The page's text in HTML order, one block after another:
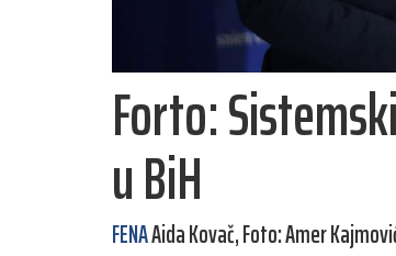
Forto:
u BiH
FENAAida Kovač, Foto: Amer